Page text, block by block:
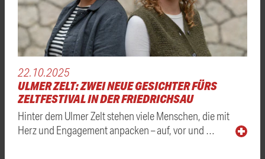
22.10.2025
ULMER ZELT: ZWEI NEUE GESICHTER FÜRS
ZELTFESTIVAL IN DER FRIEDRICHSAU
Hinter dem Ulmer Zelt stehen viele Menschen, die mit
Herz und Engagement anpacken – auf, vor und …